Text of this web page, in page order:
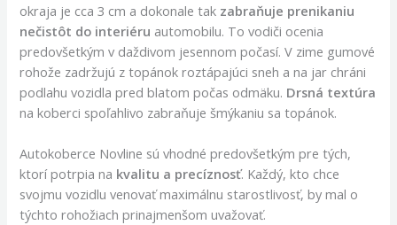
okraja je cca 3 cm a dokonale tak zabraňuje prenikaniu
nečistôt do interiéru automobilu. To vodiči ocenia
predovšetkým v daždivom jesennom počasí. V zime gumové
rohože zadržujú z topánok roztápajúci sneh a na jar chráni
podlahu vozidla pred blatom počas odmäku. Drsná textúra
na koberci spoľahlivo zabraňuje šmýkaniu sa topánok.
Autokoberce Novline sú vhodné predovšetkým pre tých,
ktorí potrpia na kvalitu a precíznosť. Každý, kto chce
svojmu vozidlu venovať maximálnu starostlivosť, by mal o
týchto rohožiach prinajmenšom uvažovať.